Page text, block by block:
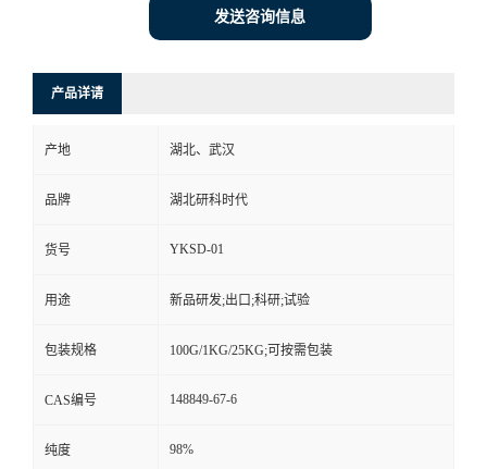
发送咨询信息
产品详请
产地 湖北、武汉
品牌 湖北研科时代
货号 YKSD-01
用途 新品研发;出口;科研;试验
包装规格 100G/1KG/25KG;可按需包装
CAS编号 148849-67-6
纯度 98%